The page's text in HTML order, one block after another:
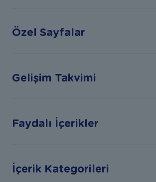
Özel Sayfalar
Gelişim Takvimi
Faydalı İçerikler
İçerik Kategorileri